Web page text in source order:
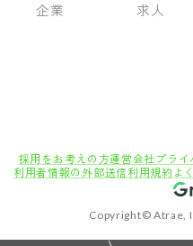
企業 求人
採用をお考えの方運営会社 プラ
利用者情報の外部送信利用規約 よ
Copyright© Atrae,